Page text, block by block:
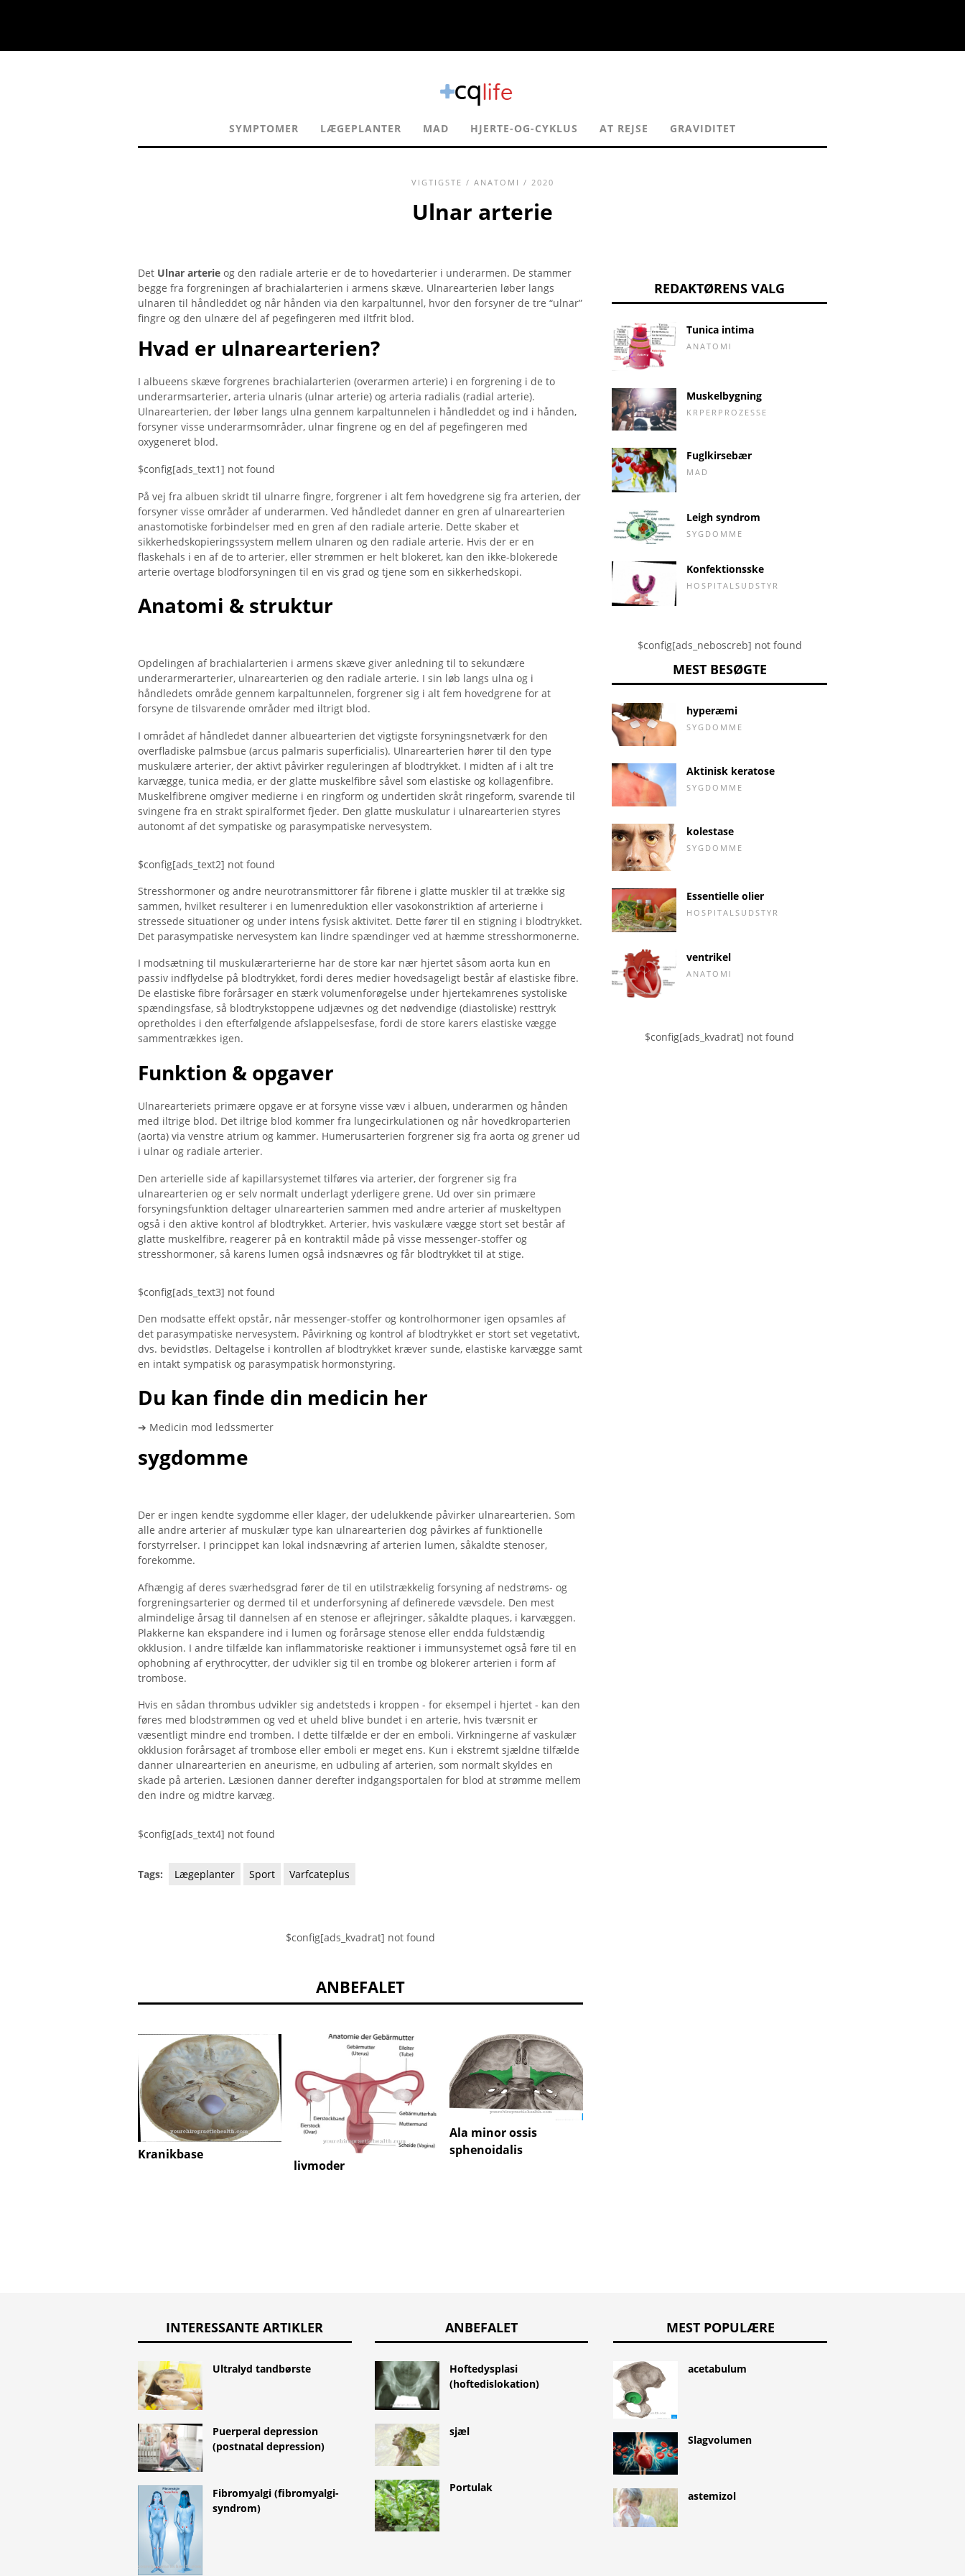
SYMPTOMER LÆGEPLANTER MAD HJERTE-OG-CYKLUS AT REJSE GRAVIDITET
VIGTIGSTE / ANATOMI / 2020
Ulnar arterie
Det Ulnar arterie og den radiale arterie er de to hovedarterier i underarmen. De stammer
begge fra forgreningen af ​​brachialarterien i armens skæve. Ulnarearterien løber langs
ulnaren til håndleddet og når hånden via den karpaltunnel, hvor den forsyner de tre “ulnar”
fingre og den ulnære del af pegefingeren med iltfrit blod.
Hvad er ulnarearterien?
I albueens skæve forgrenes brachialarterien (overarmen arterie) i en forgrening i de to
underarmsarterier, arteria ulnaris (ulnar arterie) og arteria radialis (radial arterie).
Ulnarearterien, der løber langs ulna gennem karpaltunnelen i håndleddet og ind i hånden,
forsyner visse underarmsområder, ulnar fingrene og en del af pegefingeren med
oxygeneret blod.
$config[ads_text1] not found
På vej fra albuen skridt til ulnarre fingre, forgrener i alt fem hovedgrene sig fra arterien, der
forsyner visse områder af underarmen. Ved håndledet danner en gren af ​​ulnarearterien
anastomotiske forbindelser med en gren af ​​den radiale arterie. Dette skaber et
sikkerhedskopieringssystem mellem ulnaren og den radiale arterie. Hvis der er en
flaskehals i en af ​​de to arterier, eller strømmen er helt blokeret, kan den ikke-blokerede
arterie overtage blodforsyningen til en vis grad og tjene som en sikkerhedskopi.
Anatomi & struktur
Opdelingen af ​​brachialarterien i armens skæve giver anledning til to sekundære
underarmerarterier, ulnarearterien og den radiale arterie. I sin løb langs ulna og i
håndledets område gennem karpaltunnelen, forgrener sig i alt fem hovedgrene for at
forsyne de tilsvarende områder med iltrigt blod.
I området af håndledet danner albuearterien det vigtigste forsyningsnetværk for den
overfladiske palmsbue (arcus palmaris superficialis). Ulnarearterien hører til den type
muskulære arterier, der aktivt påvirker reguleringen af ​​blodtrykket. I midten af ​​i alt tre
karvægge, tunica media, er der glatte muskelfibre såvel som elastiske og kollagenfibre.
Muskelfibrene omgiver medierne i en ringform og undertiden skråt ringeform, svarende til
svingene fra en strakt spiralformet fjeder. Den glatte muskulatur i ulnarearterien styres
autonomt af det sympatiske og parasympatiske nervesystem.
$config[ads_text2] not found
Stresshormoner og andre neurotransmittorer får fibrene i glatte muskler til at trække sig
sammen, hvilket resulterer i en lumenreduktion eller vasokonstriktion af arterierne i
stressede situationer og under intens fysisk aktivitet. Dette fører til en stigning i blodtrykket.
Det parasympatiske nervesystem kan lindre spændinger ved at hæmme stresshormonerne.
I modsætning til muskulærarterierne har de store kar nær hjertet såsom aorta kun en
passiv indflydelse på blodtrykket, fordi deres medier hovedsageligt består af elastiske fibre.
De elastiske fibre forårsager en stærk volumenforøgelse under hjertekamrenes systoliske
spændingsfase, så blodtrykstoppene udjævnes og det nødvendige (diastoliske) resttryk
opretholdes i den efterfølgende afslappelsesfase, fordi de store karers elastiske vægge
sammentrækkes igen.
Funktion & opgaver
Ulnarearteriets primære opgave er at forsyne visse væv i albuen, underarmen og hånden
med iltrige blod. Det iltrige blod kommer fra lungecirkulationen og når hovedkroparterien
(aorta) via venstre atrium og kammer. Humerusarterien forgrener sig fra aorta og grener ud
i ulnar og radiale arterier.
Den arterielle side af kapillarsystemet tilføres via arterier, der forgrener sig fra
ulnarearterien og er selv normalt underlagt yderligere grene. Ud over sin primære
forsyningsfunktion deltager ulnarearterien sammen med andre arterier af muskeltypen
også i den aktive kontrol af blodtrykket. Arterier, hvis vaskulære vægge stort set består af
glatte muskelfibre, reagerer på en kontraktil måde på visse messenger-stoffer og
stresshormoner, så karens lumen også indsnævres og får blodtrykket til at stige.
$config[ads_text3] not found
Den modsatte effekt opstår, når messenger-stoffer og kontrolhormoner igen opsamles af
det parasympatiske nervesystem. Påvirkning og kontrol af blodtrykket er stort set vegetativt,
dvs. bevidstløs. Deltagelse i kontrollen af ​​blodtrykket kræver sunde, elastiske karvægge samt
en intakt sympatisk og parasympatisk hormonstyring.
Du kan finde din medicin her
➔ Medicin mod ledssmerter
sygdomme
Der er ingen kendte sygdomme eller klager, der udelukkende påvirker ulnarearterien. Som
alle andre arterier af muskulær type kan ulnarearterien dog påvirkes af funktionelle
forstyrrelser. I princippet kan lokal indsnævring af arterien lumen, såkaldte stenoser,
forekomme.
Afhængig af deres sværhedsgrad fører de til en utilstrækkelig forsyning af nedstrøms- og
forgreningsarterier og dermed til et underforsyning af definerede vævsdele. Den mest
almindelige årsag til dannelsen af ​​en stenose er aflejringer, såkaldte plaques, i karvæggen.
Plakkerne kan ekspandere ind i lumen og forårsage stenose eller endda fuldstændig
okklusion. I andre tilfælde kan inflammatoriske reaktioner i immunsystemet også føre til en
ophobning af erythrocytter, der udvikler sig til en trombe og blokerer arterien i form af
trombose.
Hvis en sådan thrombus udvikler sig andetsteds i kroppen - for eksempel i hjertet - kan den
føres med blodstrømmen og ved et uheld blive bundet i en arterie, hvis tværsnit er
væsentligt mindre end tromben. I dette tilfælde er der en emboli. Virkningerne af vaskulær
okklusion forårsaget af trombose eller emboli er meget ens. Kun i ekstremt sjældne tilfælde
danner ulnarearterien en aneurisme, en udbuling af arterien, som normalt skyldes en
skade på arterien. Læsionen danner derefter indgangsportalen for blod at strømme mellem
den indre og midtre karvæg.
$config[ads_text4] not found
Tags: Lægeplanter Sport Varfcateplus
$config[ads_kvadrat] not found
ANBEFALET
Kranikbase
livmoder
Ala minor ossis
sphenoidalis
REDAKTØRENS VALG
Tunica intima
ANATOMI
Muskelbygning
KRPERPROZESSE
Fuglkirsebær
MAD
Leigh syndrom
SYGDOMME
Konfektionsske
HOSPITALSUDSTYR
$config[ads_neboscreb] not found
MEST BESØGTE
hyperæmi
SYGDOMME
Aktinisk keratose
SYGDOMME
kolestase
SYGDOMME
Essentielle olier
HOSPITALSUDSTYR
ventrikel
ANATOMI
$config[ads_kvadrat] not found
INTERESSANTE ARTIKLER
Ultralyd tandbørste
Puerperal depression
(postnatal depression)
Fibromyalgi (fibromyalgi-
syndrom)
ANBEFALET
Hoftedysplasi
(hoftedislokation)
sjæl
Portulak
MEST POPULÆRE
acetabulum
Slagvolumen
astemizol